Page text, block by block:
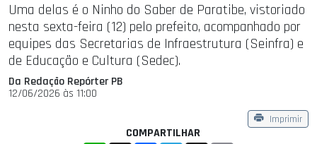
Uma delas é o Ninho do Saber de Paratibe, vistoriado
nesta sexta-feira (12) pelo prefeito, acompanhado por
equipes das Secretarias de Infraestrutura (Seinfra) e
de Educação e Cultura (Sedec).
Da Redação Repórter PB
12/06/2026 às 11:00
Imprimir
COMPARTILHAR